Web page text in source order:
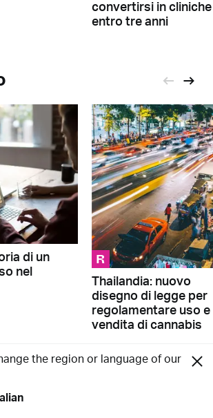
the region or language of our
convertirsi in cliniche
entro tre anni
di un
nel
R
Thailandia: nuovo
disegno di legge per
regolamentare uso e
vendita di cannabis